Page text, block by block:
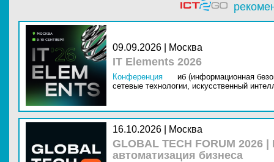
09.09.2026 | Москва
IT Elements 2026
Конференция
иб (информационная
сетевые технологии, искусственный
16.10.2026 | Москва
GLOBAL TECH FORUM
автоматизация бизнеса